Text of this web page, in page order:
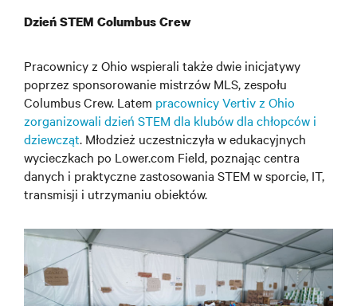
Dzień STEM Columbus Crew
Pracownicy z Ohio wspierali także dwie inicjatywy
poprzez sponsorowanie mistrzów MLS, zespołu
Columbus Crew. Latem pracownicy Vertiv z Ohio
zorganizowali dzień STEM dla klubów dla chłopców i
dziewcząt. Młodzież uczestniczyła w edukacyjnych
wycieczkach po Lower.com Field, poznając centra
danych i praktyczne zastosowania STEM w sporcie, IT,
transmisji i utrzymaniu obiektów.